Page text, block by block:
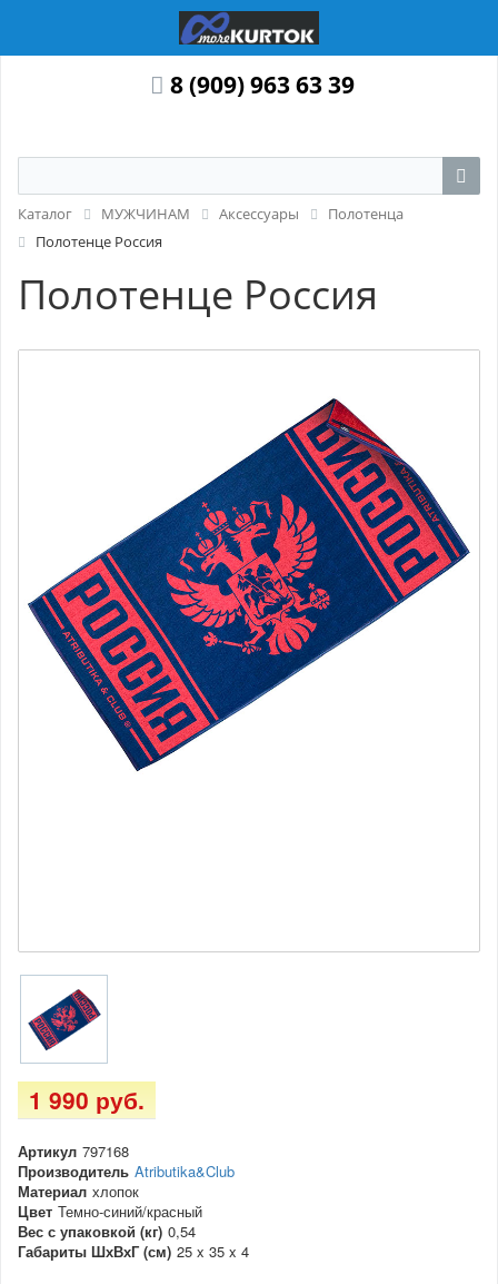
8 (909) 963 63 39
Каталог МУЖЧИНАМ Аксессуары
Полотенца
Полотенце Россия
Полотенце Россия
1 990 руб.
Артикул 797168
Производитель Atributika&Club
Материал хлопок
Цвет Темно-синий/красный
Вес с упаковкой (кг) 0,54
Габариты ШхВхГ (см) 25 x 35 x 4